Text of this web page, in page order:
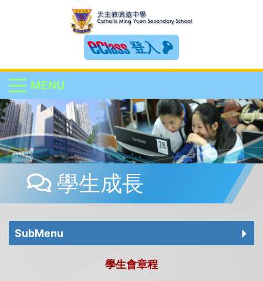
登入
MENU
學生成長
SubMenu
學生會章程